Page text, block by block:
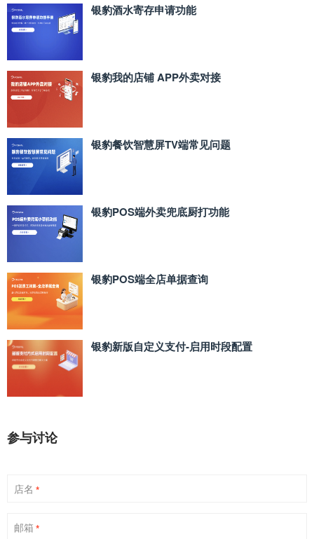
银豹酒水寄存申请功能
银豹我的店铺 APP外卖对接
银豹餐饮智慧屏TV端常见问题
银豹POS端外卖兜底厨打功能
银豹POS端全店单据查询
银豹新版自定义支付‑启用时段配置
参与讨论
店名 *
邮箱 *